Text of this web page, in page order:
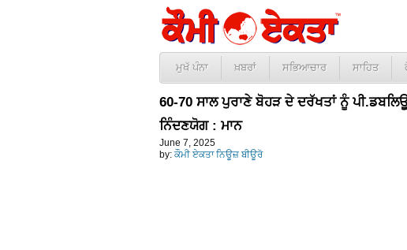
ਮੁਖੱ ਪੰਨਾ ਖ਼ਬਰਾਂ ਸਭਿਆਚਾਰ ਸਾਹਿਤ
60-70 ਸਾਲ ਪੁਰਾਣੇ ਬੋਹੜ ਦੇ ਦਰੱਖਤਾਂ ਨੂੰ
ਨਿੰਦਣਯੋਗ : ਮਾਨ
June 7, 2025
by: ਕੌਮੀ ਏਕਤਾ ਨਿਊਜ਼ ਬੀਊਰੋ